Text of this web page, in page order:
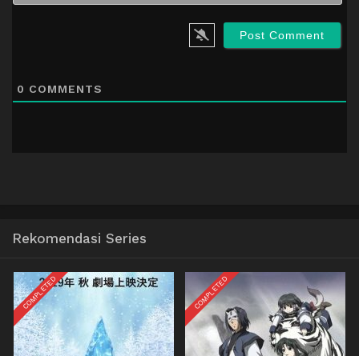
0 COMMENTS
Rekomendasi Series
COMPLETED COMPLETED